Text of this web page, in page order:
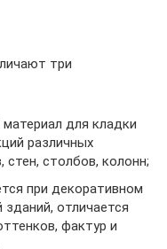
три
для кладки
различных
столбов, колонн;
при декоративном
отличается
фактур и